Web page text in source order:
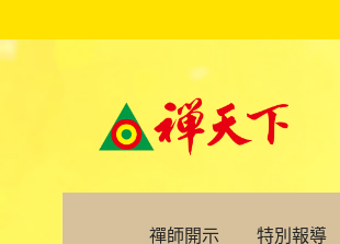
禪師開示 特別報導